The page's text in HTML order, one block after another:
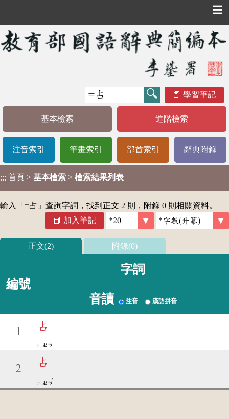
☰
學習筆記
基本檢索 進階檢索
注音索引 筆畫索引 部首索引 辭典附錄
::: 首頁 > 基本檢索 > 檢索結果列表
輸入「 =占 」查詢字詞，找到正文 2 則，附錄 0 則相關資料。
加入筆記
正文(2) 附錄(0)
編號
字詞
音讀 注音 漢語拼音
1 占
ㄓㄢ
2
占
ㄓㄢ
ˋ